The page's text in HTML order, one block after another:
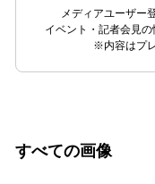
メディアユーザー
イベント・記者会見の
※内容はプ
すべての画像